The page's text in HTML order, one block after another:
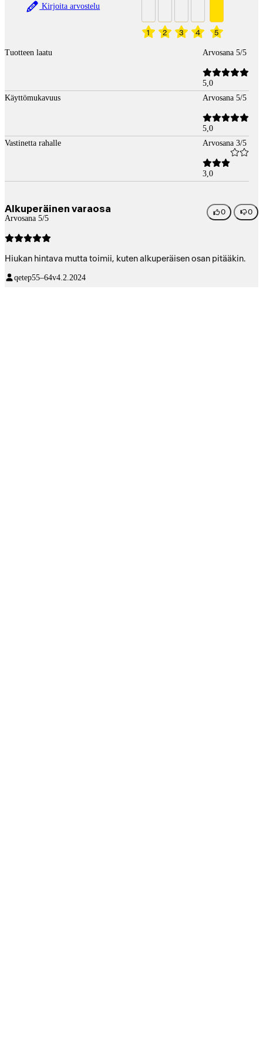
Kirjoita arvostelu
1 2 3 4 5
Tuotteen laatu Arvosana 5/5
5,0
Käyttömukavuus
Arvosana 5/5
5,0
Vastinetta rahalle
Arvosana 3/5
3,0
Alkuperäinen varaosa
Arvosana 5/5
0 0
Hiukan hintava mutta toimii, kuten alkuperäisen osan pitääkin.
qetep55–64v4.2.2024